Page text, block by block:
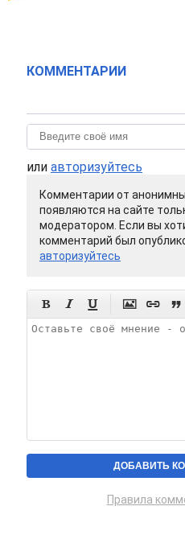
КОММЕНТАРИИ
или авторизуйтесь
Комментарии от
появляются на сайте
модератором. Если вы
комментарий был
авторизуйтесь
     
Правила